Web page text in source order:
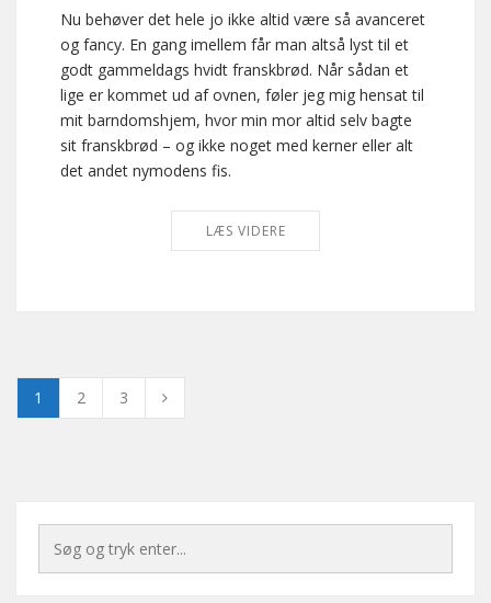
Nu behøver det hele jo ikke altid være så avanceret
og fancy. En gang imellem får man altså lyst til et
godt gammeldags hvidt franskbrød. Når sådan et
lige er kommet ud af ovnen, føler jeg mig hensat til
mit barndomshjem, hvor min mor altid selv bagte
sit franskbrød – og ikke noget med kerner eller alt
det andet nymodens fis.
LÆS VIDERE
1 2 3